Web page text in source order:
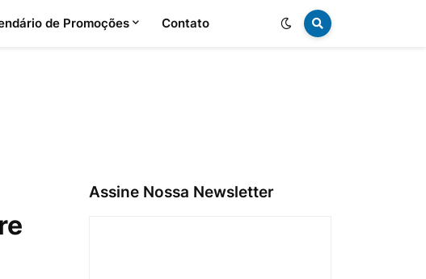
de Promoções Contato
Assine Nossa Newsletter